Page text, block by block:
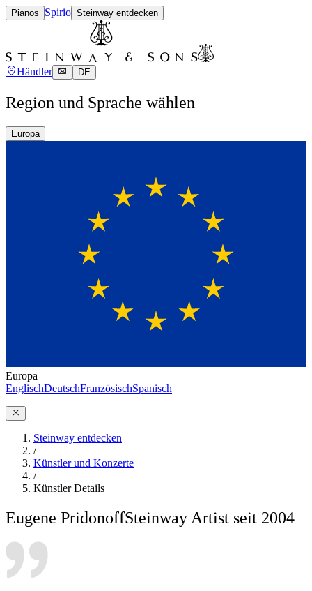
Pianos Spirio Steinway entdecken
Händler DE
Region und Sprache wählen
Europa
Europa
EnglischDeutschFranzösischSpanisch
Steinway entdecken
/
Künstler und Konzerte
/
Künstler Details
Eugene PridonoffSteinway Artist seit 2004